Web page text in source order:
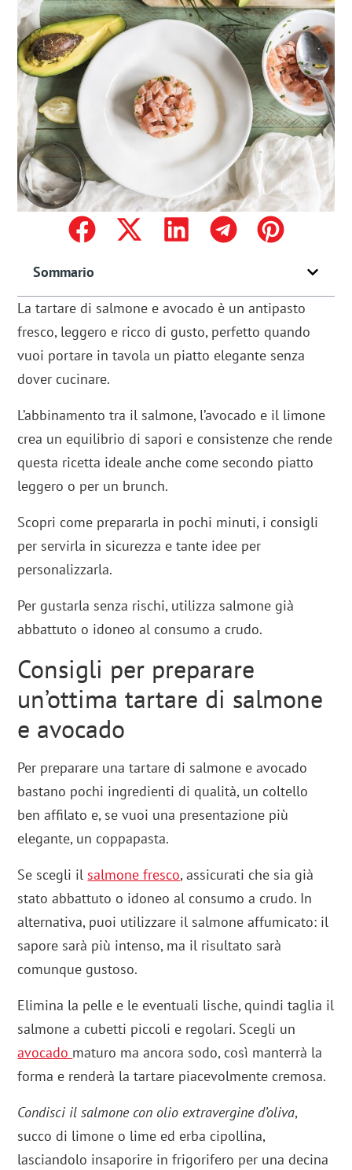
Sommario
La tartare di salmone e avocado è un antipasto
fresco, leggero e ricco di gusto, perfetto quando
vuoi portare in tavola un piatto elegante senza
dover cucinare.
L’abbinamento tra il salmone, l’avocado e il limone
crea un equilibrio di sapori e consistenze che rende
questa ricetta ideale anche come secondo piatto
leggero o per un brunch.
Scopri come prepararla in pochi minuti, i consigli
per servirla in sicurezza e tante idee per
personalizzarla.
Per gustarla senza rischi, utilizza salmone già
abbattuto o idoneo al consumo a crudo.
Consigli per preparare
un’ottima tartare di salmone
e avocado
Per preparare una tartare di salmone e avocado
bastano pochi ingredienti di qualità, un coltello
ben affilato e, se vuoi una presentazione più
elegante, un coppapasta.
Se scegli il salmone fresco, assicurati che sia già
stato abbattuto o idoneo al consumo a crudo. In
alternativa, puoi utilizzare il salmone affumicato: il
sapore sarà più intenso, ma il risultato sarà
comunque gustoso.
Elimina la pelle e le eventuali lische, quindi taglia il
salmone a cubetti piccoli e regolari. Scegli un
avocado maturo ma ancora sodo, così manterrà la
forma e renderà la tartare piacevolmente cremosa.
Condisci il salmone con olio extravergine d’oliva,
succo di limone o lime ed erba cipollina,
lasciandolo insaporire in frigorifero per una decina